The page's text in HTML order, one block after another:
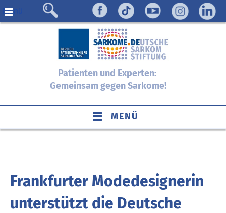
Menü
Patienten und Experten:
Gemeinsam gegen Sarkome!
MENÜ
Frankfurter Modedesignerin
unterstützt die Deutsche